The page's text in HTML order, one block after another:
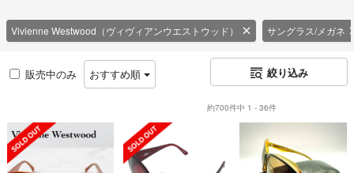
Vivienne Westwood（ヴィヴィアンウエストウッド） サングラス/メガネ
販売中のみ おすすめ順 絞り込み
約700件中 1 - 36件